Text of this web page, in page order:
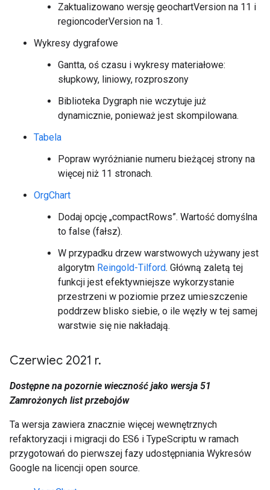
Zaktualizowano wersję geochartVersion na 11 i
regioncoderVersion na 1.
Wykresy dygrafowe
Gantta, oś czasu i wykresy materiałowe:
słupkowy, liniowy, rozproszony
Biblioteka Dygraph nie wczytuje już
dynamicznie, ponieważ jest skompilowana.
Tabela
Popraw wyróżnianie numeru bieżącej strony na
więcej niż 11 stronach.
OrgChart
Dodaj opcję „compactRows”. Wartość domyślna
to false (fałsz).
W przypadku drzew warstwowych używany jest
algorytm Reingold-Tilford. Główną zaletą tej
funkcji jest efektywniejsze wykorzystanie
przestrzeni w poziomie przez umieszczenie
poddrzew blisko siebie, o ile węzły w tej samej
warstwie się nie nakładają.
Czerwiec 2021 r.
Dostępne na pozornie wieczność jako wersja 51
Zamrożonych list przebojów
Ta wersja zawiera znacznie więcej wewnętrznych
refaktoryzacji i migracji do ES6 i TypeScriptu w ramach
przygotowań do pierwszej fazy udostępniania Wykresów
Google na licencji open source.